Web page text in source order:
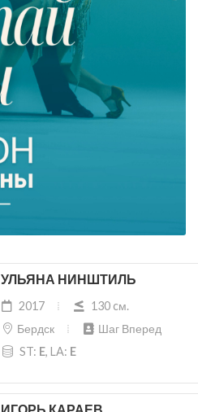
УЛЬЯНА НИНШТИЛЬ
2017
130 cм.
Бердск
Шаг Вперед
ST: E, LA: E